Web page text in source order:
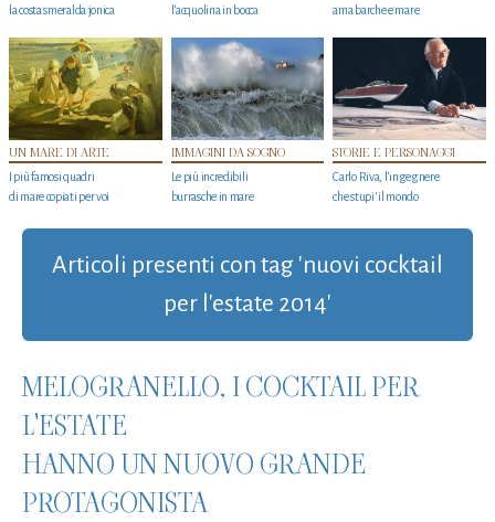
la costa smeralda jonica
l’acquolina in bocca
ama barche e mare
UN MARE DI ARTE
I più famosi quadri
di mare copiati per voi
IMMAGINI DA SOGNO
Le più incredibili
burrasche in mare
STORIE E PERSONAGGI
Carlo Riva, l’ingegnere
che stupi' il mondo
Articoli presenti con tag 'nuovi cocktail
per l'estate 2014'
MELOGRANELLO, I COCKTAIL PER
L'ESTATE
HANNO UN NUOVO GRANDE
PROTAGONISTA